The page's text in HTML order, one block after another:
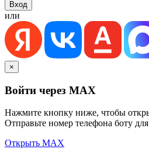
или
×
Войти через MAX
Нажмите кнопку ниже, чтобы
Отправьте номер телефона боту
Открыть MAX